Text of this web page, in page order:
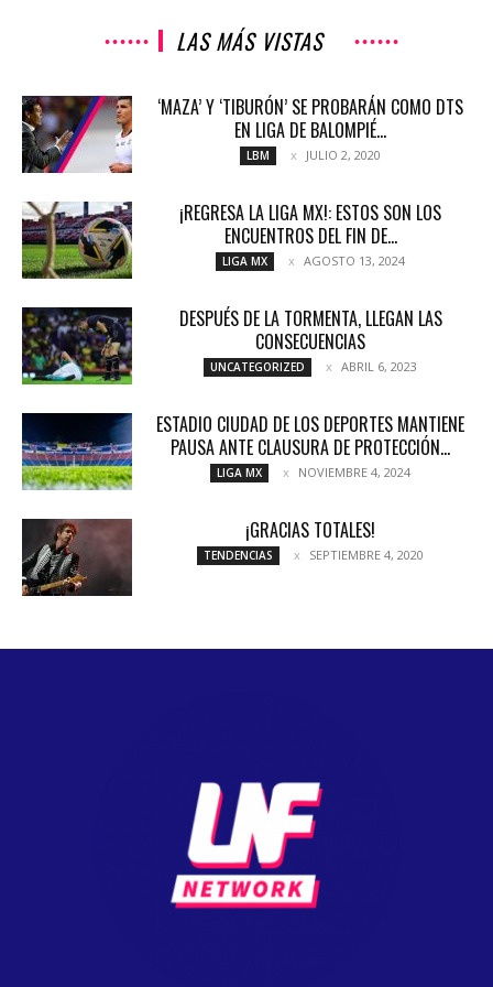
LAS MÁS VISTAS
‘MAZA’ Y ‘TIBURÓN’ SE PROBARÁN COMO DTS
EN LIGA DE BALOMPIÉ...
LBM JULIO 2, 2020
¡REGRESA LA LIGA MX!: ESTOS SON LOS
ENCUENTROS DEL FIN DE...
LIGA MX AGOSTO 13, 2024
DESPUÉS DE LA TORMENTA, LLEGAN LAS
CONSECUENCIAS
UNCATEGORIZED ABRIL 6, 2023
ESTADIO CIUDAD DE LOS DEPORTES MANTIENE
PAUSA ANTE CLAUSURA DE PROTECCIÓN...
LIGA MX NOVIEMBRE 4, 2024
¡GRACIAS TOTALES!
TENDENCIAS SEPTIEMBRE 4, 2020